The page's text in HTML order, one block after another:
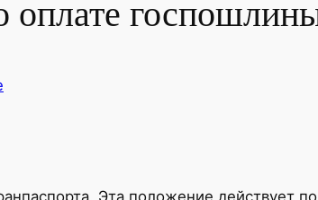
Эта положение действует